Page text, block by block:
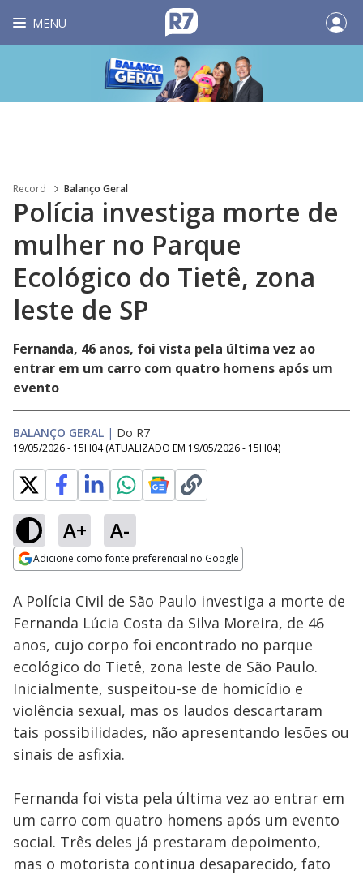
MENU
Record Balanço Geral
Polícia investiga morte de
mulher no Parque
Ecológico do Tietê, zona
leste de SP
Fernanda, 46 anos, foi vista pela última vez ao
entrar em um carro com quatro homens após um
evento
BALANÇO GERAL | Do R7
19/05/2026 - 15H04 (ATUALIZADO EM 19/05/2026 - 15H04)
A+ A-
Adicione como fonte preferencial no Google
Ativar
Loaded:
16.75%
A Polícia Civil de São Paulo investiga a morte de
Fernanda Lúcia Costa da Silva Moreira, de 46
anos, cujo corpo foi encontrado no parque
ecológico do Tietê, zona leste de São Paulo.
Inicialmente, suspeitou-se de homicídio e
violência sexual, mas os laudos descartaram
tais possibilidades, não apresentando lesões ou
sinais de asfixia.
Fernanda foi vista pela última vez ao entrar em
um carro com quatro homens após um evento
social. Três deles já prestaram depoimento,
mas o motorista continua desaparecido, fato